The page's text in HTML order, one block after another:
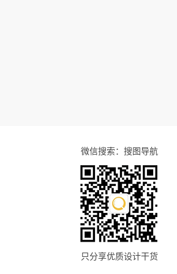
微信搜索：搜图导航
只分享优质设计干货